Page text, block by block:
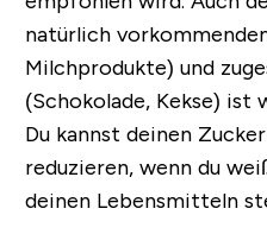
natürlich
Milchprodukte) und
(Schokolade, Kekse) ist
Du kannst deinen
reduzieren, wenn du
deinen Lebensmitteln